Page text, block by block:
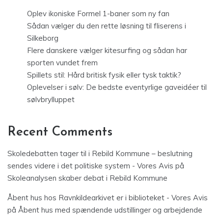
Oplev ikoniske Formel 1-baner som ny fan
Sådan vælger du den rette løsning til fliserens i
Silkeborg
Flere danskere vælger kitesurfing og sådan har
sporten vundet frem
Spillets stil: Hård britisk fysik eller tysk taktik?
Oplevelser i sølv: De bedste eventyrlige gaveidéer til
sølvbrylluppet
Recent Comments
Skoledebatten tager til i Rebild Kommune – beslutning
sendes videre i det politiske system - Vores Avis på
Skoleanalysen skaber debat i Rebild Kommune
Åbent hus hos Ravnkildearkivet er i biblioteket - Vores Avis
på Åbent hus med spændende udstillinger og arbejdende